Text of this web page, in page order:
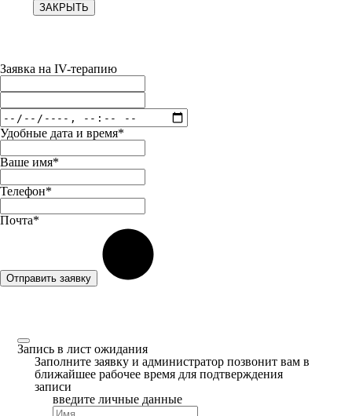
ЗАКРЫТЬ
Заявка на IV-терапию
Удобные дата и время*
Ваше имя*
Телефон*
Почта*
Отправить заявку
Запись в лист ожидания
Заполните заявку и администратор позвонит вам в
ближайшее рабочее время для подтверждения
записи
введите личные данные